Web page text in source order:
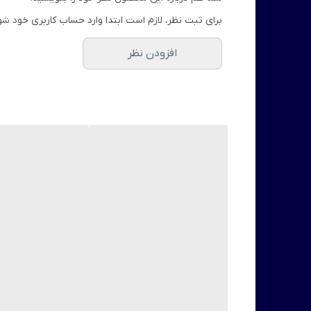
برای ثبت نظر، لازم است ابتدا وارد حساب کاربری خود
افزودن نظر